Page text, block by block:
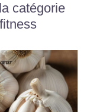
catégorie